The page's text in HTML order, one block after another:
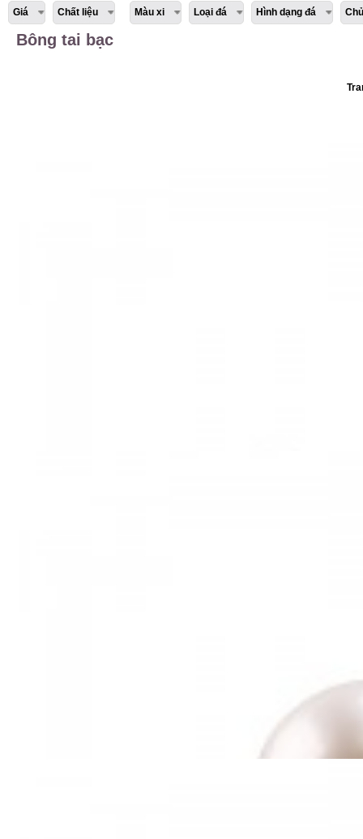
Giá Chất liệu Màu xi Loại đá Hình dạng đá
Bông tai bạc